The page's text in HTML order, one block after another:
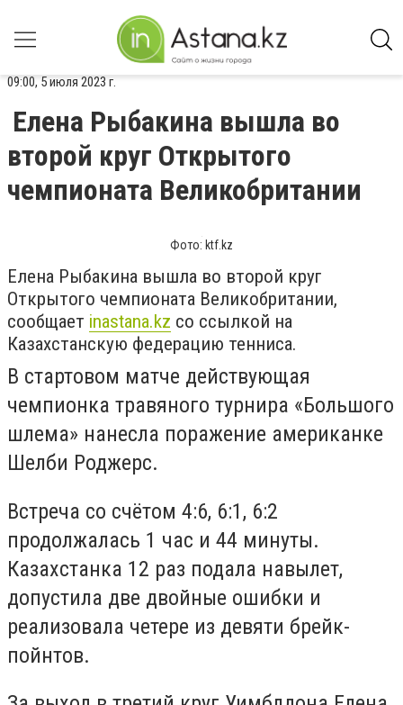
09:00, 5 июля 2023 г.
Елена Рыбакина вышла во
второй круг Открытого
чемпионата Великобритании
Фото: ktf.kz
Елена Рыбакина вышла во второй круг
Открытого чемпионата Великобритании,
сообщает inastana.kz со ссылкой на
Казахстанскую федерацию тенниса.
В стартовом матче действующая
чемпионка травяного турнира «Большого
шлема» нанесла поражение американке
Шелби Роджерс.
Встреча со счётом 4:6, 6:1, 6:2
продолжалась 1 час и 44 минуты.
Казахстанка 12 раз подала навылет,
допустила две двойные ошибки и
реализовала четере из девяти брейк-
пойнтов.